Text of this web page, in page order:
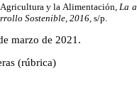
y la Alimentación, La
Sostenible, 2016, s/p.
marzo de 2021.
(rúbrica)